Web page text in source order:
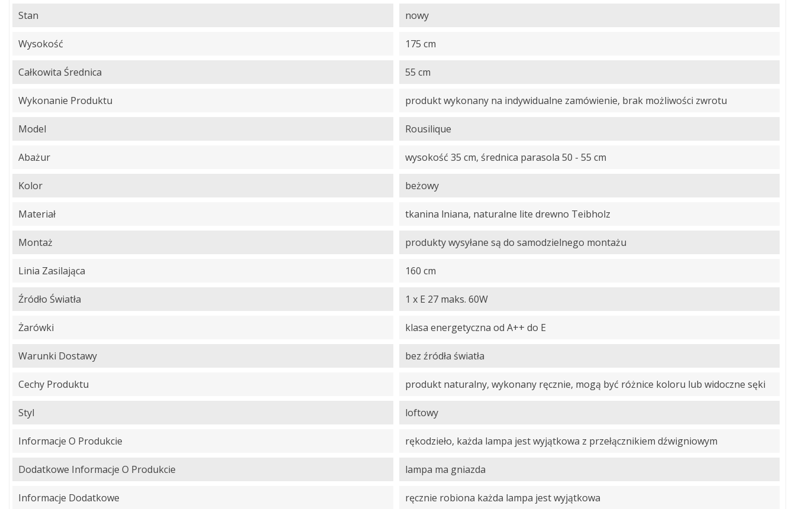
Stan nowy
Wysokość 175 cm
Całkowita Średnica 55 cm
Wykonanie Produktu produkt wykonany na indywidualne zamówienie, brak możliwości zwrotu
Model Rousilique
Abażur wysokość 35 cm, średnica parasola 50 - 55 cm
Kolor beżowy
Materiał tkanina lniana, naturalne lite drewno Teibholz
Montaż produkty wysyłane są do samodzielnego montażu
Linia Zasilająca 160 cm
Źródło Światła 1 x E 27 maks. 60W
Żarówki klasa energetyczna od A++ do E
Warunki Dostawy bez źródła światła
Cechy Produktu produkt naturalny, wykonany ręcznie, mogą być różnice koloru lub widoczne sęki
Styl loftowy
Informacje O Produkcie rękodzieło, każda lampa jest wyjątkowa z przełącznikiem dźwigniowym
Dodatkowe Informacje O Produkcie lampa ma gniazda
Informacje Dodatkowe ręcznie robiona każda lampa jest wyjątkowa